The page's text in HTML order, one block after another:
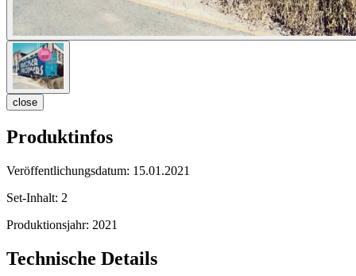
close
Produktinfos
Veröffentlichungsdatum: 15.01.2021
Set-Inhalt: 2
Produktionsjahr: 2021
Technische Details